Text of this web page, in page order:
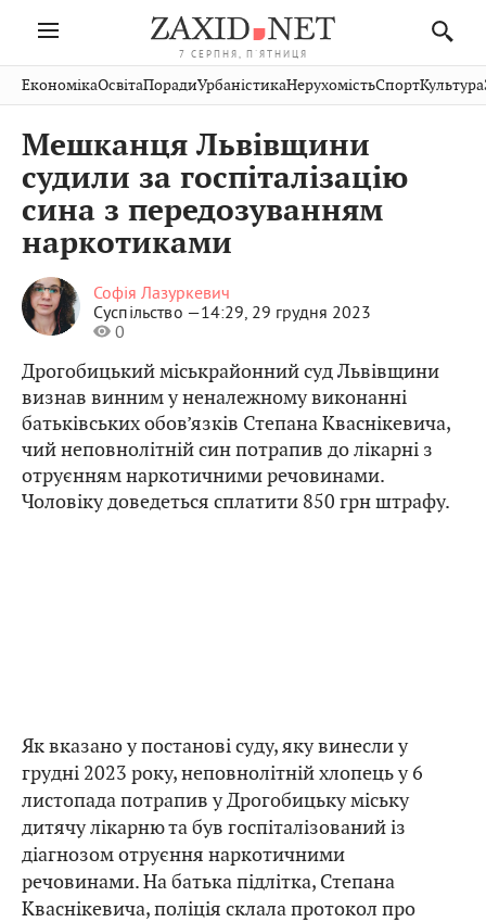
7 СЕРПНЯ, П'ЯТНИЦЯ
Івано-
Франківськ
Волинь
Закарпаття
Рівне
Чернівці
Шептицький
Стрий
Хмельницький
Публікації
Авто СловкоКультура
Кіно Дім Спорт
ФотоОсвітаНерухомість
Домашні
тварини
ЕкономікаОсвітаПорадиУрбаністикаНерухомістьСпортКультура
Мешканця Львівщини
судили за госпіталізацію
сина з передозуванням
наркотиками
Софія Лазуркевич
Суспільство —14:29, 29 грудня 2023
0
Дрогобицький міськрайонний суд Львівщини
визнав винним у неналежному виконанні
батьківських обов’язків Степана Кваснікевича,
чий неповнолітній син потрапив до лікарні з
отруєнням наркотичними речовинами.
Чоловіку доведеться сплатити 850 грн штрафу.
Як вказано у постанові суду, яку винесли у
грудні 2023 року, неповнолітній хлопець у 6
листопада потрапив у Дрогобицьку міську
дитячу лікарню та був госпіталізований із
діагнозом отруєння наркотичними
речовинами. На батька підлітка, Степана
Кваснікевича, поліція склала протокол про